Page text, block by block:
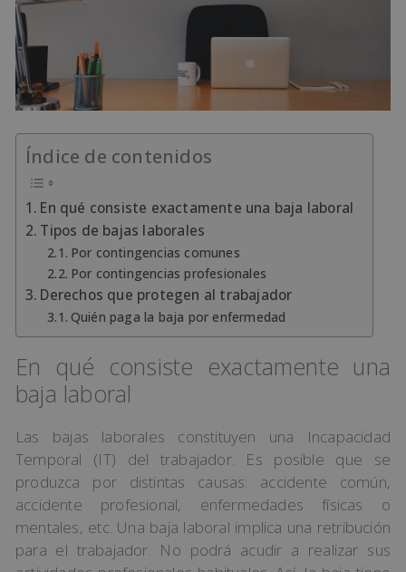
Índice de contenidos
En qué consiste exactamente una baja laboral
Tipos de bajas laborales
Por contingencias comunes
Por contingencias profesionales
Derechos que protegen al trabajador
Quién paga la baja por enfermedad
En qué consiste exactamente una
baja laboral
Las bajas laborales constituyen una Incapacidad
Temporal (IT) del trabajador. Es posible que se
produzca por distintas causas: accidente común,
accidente profesional, enfermedades físicas o
mentales, etc. Una baja laboral implica una retribución
para el trabajador. No podrá acudir a realizar sus